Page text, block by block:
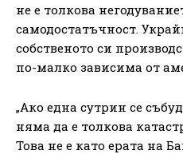
не е толкова
самодостатъчност.
собственото си
по-малко зависима от
„Ако една сутрин се
няма да е толкова
Това не е като ерата на